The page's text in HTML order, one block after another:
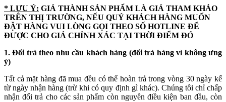
* LƯU Ý: GIÁ THÀNH SẢN PHẨM LÀ GIÁ THAM KHẢO
TRÊN THỊ TRƯỜNG, NẾU QUÝ KHÁCH HÀNG MUỐN
ĐẶT HÀNG VUI LÒNG GỌI THEO SỐ HOTLINE ĐỂ
ĐƯỢC CHO GIÁ CHÍNH XÁC TẠI THỜI ĐIỂM ĐÓ
1. Đổi trả theo nhu cầu khách hàng (đổi trả hàng vì không ưng
ý)
Tất cả mặt hàng đã mua đều có thể hoàn trả trong vòng 30 ngày kể
từ ngày nhận hàng (trừ khi có quy định gì khác). Chúng tôi chỉ chấp
nhận đổi trả cho các sản phẩm còn nguyên điều kiện ban đầu, còn